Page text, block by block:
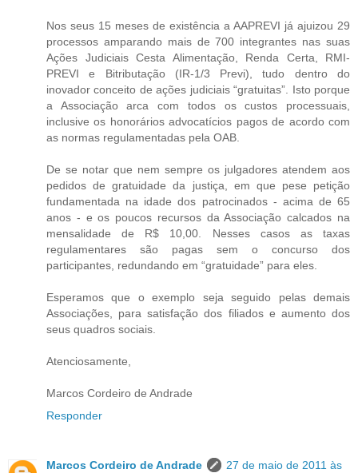
Nos seus 15 meses de existência a AAPREVI já ajuizou 29
processos amparando mais de 700 integrantes nas suas
Ações Judiciais Cesta Alimentação, Renda Certa, RMI-
PREVI e Bitributação (IR-1/3 Previ), tudo dentro do
inovador conceito de ações judiciais “gratuitas”. Isto porque
a Associação arca com todos os custos processuais,
inclusive os honorários advocatícios pagos de acordo com
as normas regulamentadas pela OAB.
De se notar que nem sempre os julgadores atendem aos
pedidos de gratuidade da justiça, em que pese petição
fundamentada na idade dos patrocinados - acima de 65
anos - e os poucos recursos da Associação calcados na
mensalidade de R$ 10,00. Nesses casos as taxas
regulamentares são pagas sem o concurso dos
participantes, redundando em “gratuidade” para eles.
Esperamos que o exemplo seja seguido pelas demais
Associações, para satisfação dos filiados e aumento dos
seus quadros sociais.
Atenciosamente,
Marcos Cordeiro de Andrade
Responder
Marcos Cordeiro de Andrade
27 de maio de 2011 às